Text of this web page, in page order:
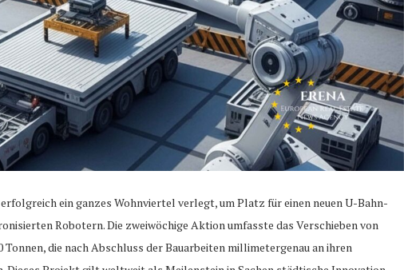
ein ganzes Wohnviertel verlegt, um Platz für einen neuen U-Bahn-
Robotern. Die zweiwöchige Aktion umfasste das Verschieben von
Tonnen, die nach Abschluss der Bauarbeiten millimetergenau an ihren